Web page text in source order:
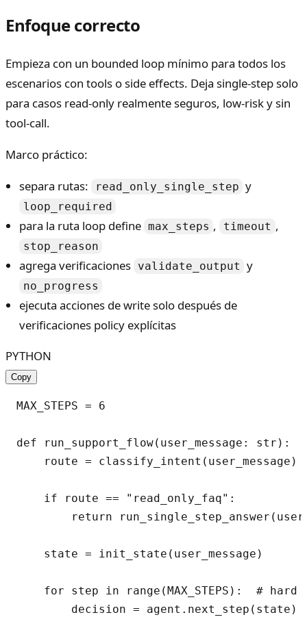
Enfoque correcto
Empieza con un bounded loop mínimo para todos los
escenarios con tools o side effects. Deja single-step solo
para casos read-only realmente seguros, low-risk y sin
tool-call.
Marco práctico:
separa rutas:
read_only_single_step y
loop_required
para la ruta loop define max_steps , timeout ,
stop_reason
agrega verificaciones validate_output y
no_progress
ejecuta acciones de write solo después de
verificaciones policy explícitas
PYTHON
Copy
MAX_STEPS = 6
def run_support_flow(user_message: str):
route = classify_intent(user_message)
    if route == "read_only_faq":
return
    state = init_state(user_message)
for step in range(MAX_STEPS):  # hard
        decision = agent.next_step(state)